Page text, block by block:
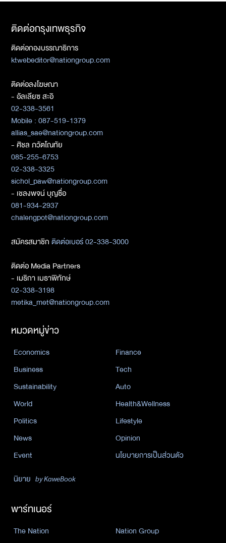
ติดต่อกรุงเทพธุรกิจ
ติดต่อกองบรรณาธิการ
ktwebeditor@nationgroup.com
ติดต่อลงโฆษณา
- อัลเลียซ สะอิ
02-338-3561
Mobile : 087-519-1379
allias_sae@nationgroup.com
- ศิชล ภวัตโณทัย
085-255-6753
02-338-3325
sichol_paw@nationgroup.com
- เชลงพจน์ บุญซื่อ
081-934-2937
chalengpot@nationgroup.com
สมัครสมาชิกติดต่อเบอร์ 02-338-3000
ติดต่อ Media Partners
- เมธิกา เมธาพิทักษ์
02-338-3198
metika_met@nationgroup.com
หมวดหมู่ข่าว
Economics
Finance
Business
Tech
Sustainability
Auto
World
Health&Wellness
Politics
Lifestyle
News
Opinion
Event
นโยบายการเป็นส่วนตัว
นิยาย by KaweBook
พาร์ทเนอร์
The Nation
Nation Group